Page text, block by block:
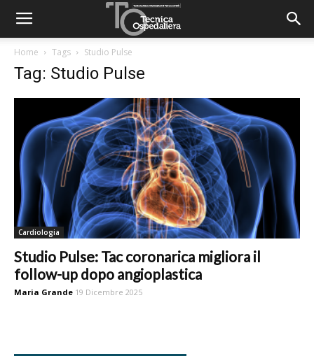
Home Tags Studio Pulse
Tag: Studio Pulse
Cardiologia
Studio Pulse: Tac coronarica migliora il
follow-up dopo angioplastica
Maria Grande 19 Dicembre 2025